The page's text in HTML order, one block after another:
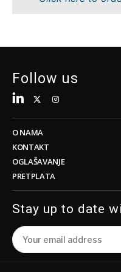
Održivost
Tehnologija
Telekomunikacije
Prevoz
Trgovina
Insights
Intervju
Okrugli
sto
Održivost
Turizam
Trgovina
Insights
Intervju
Mišljenje
Okrugli
sto
Analiza
Follow us
O NAMA
KONTAKT
OGLAŠAVANJE
PRETPLATA
Stay up to date